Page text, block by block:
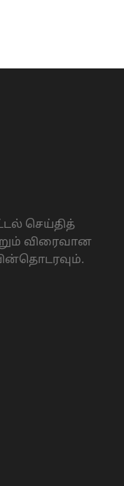
செய்தித்
விரைவான